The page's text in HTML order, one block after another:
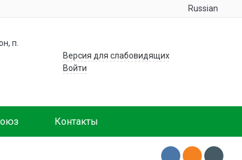
Russian
п.
Версия для слабовидящих
Войти
Контакты